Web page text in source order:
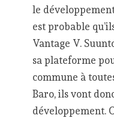
le
est probable
Vantage V.
sa plateforme
commune à
Baro, ils vont
développement.